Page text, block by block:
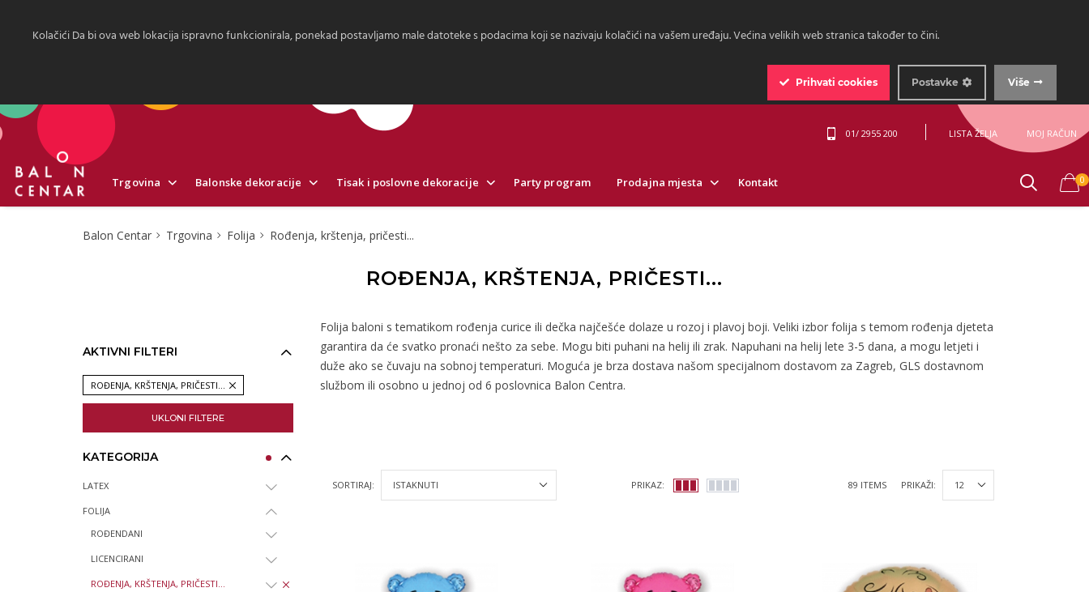
01/ 2955 200 LISTA ŽELJA MOJ RAČUN
Trgovina Balonske dekoracije Tisak i poslovne dekoracije Party program Prodajna mjesta Kontakt 0
Balon Centar Trgovina Folija Rođenja, krštenja, pričesti...
ROĐENJA, KRŠTENJA, PRIČESTI...
AKTIVNI FILTERI
ROĐENJA, KRŠTENJA, PRIČESTI...
UKLONI FILTERE
KATEGORIJA
LATEX
FOLIJA
ROĐENDANI
LICENCIRANI
ROĐENJA, KRŠTENJA, PRIČESTI...
Folija baloni s tematikom rođenja curice ili dečka najčešće dolaze u rozoj i plavoj boji. Veliki izbor folija s temom rođenja djeteta
garantira da će svatko pronaći nešto za sebe. Mogu biti puhani na helij ili zrak. Napuhani na helij lete 3-5 dana, a mogu letjeti i
duže ako se čuvaju na sobnoj temperaturi. Moguća je brza dostava našom specijalnom dostavom za Zagreb, GLS dostavnom
službom ili osobno u jednoj od 6 poslovnica Balon Centra.
SORTIRAJ: PRIKAZ: 89 ITEMS PRIKAŽI:
Kolačići Da bi ova web lokacija ispravno funkcionirala, ponekad postavljamo male datoteke s podacima koji se nazivaju kolačići na vašem uređaju. Većina velikih web stranica također to čini.
Prihvati cookies Više
Postavke